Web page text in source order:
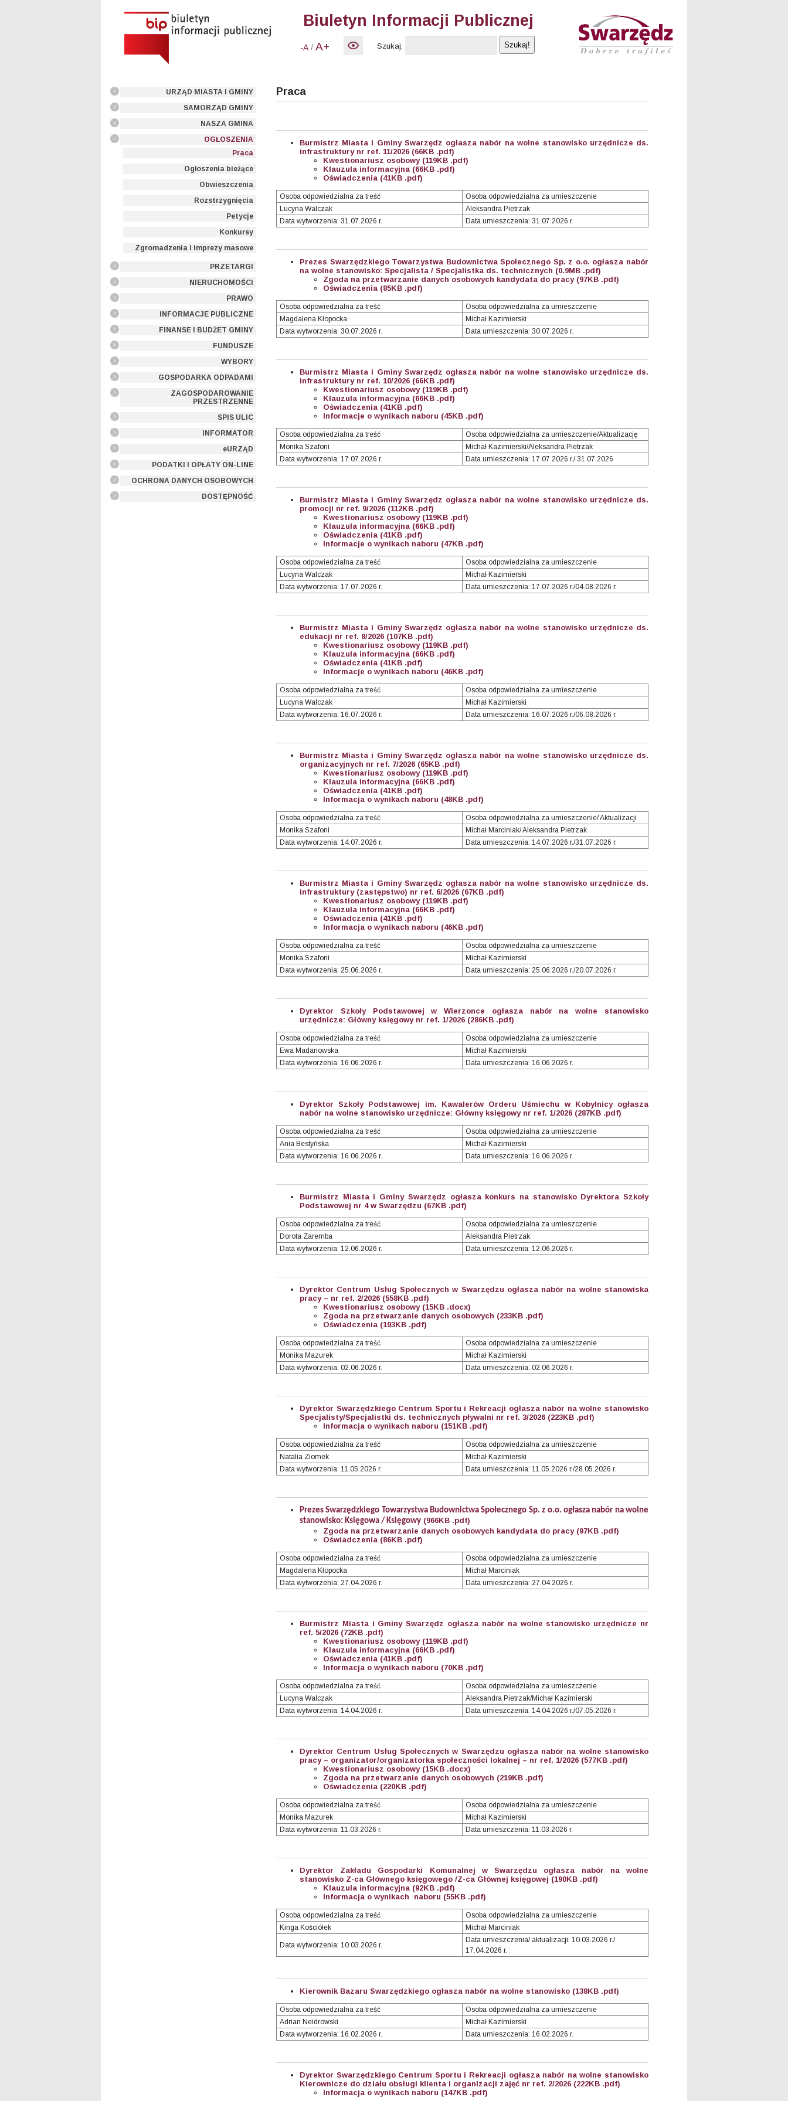
Biuletyn Informacji Publicznej
-A / A+ Szukaj:
URZĄD MIASTA I GMINY
SAMORZĄD GMINY
NASZA GMINA
OGŁOSZENIA
Praca
Ogłoszenia bieżące
Obwieszczenia
Rozstrzygnięcia
Petycje
Konkursy
Zgromadzenia i imprezy masowe
PRZETARGI
NIERUCHOMOŚCI
PRAWO
INFORMACJE PUBLICZNE
FINANSE I BUDŻET GMINY
FUNDUSZE
WYBORY
GOSPODARKA ODPADAMI
ZAGOSPODAROWANIE
PRZESTRZENNE
SPIS ULIC
INFORMATOR
eURZĄD
PODATKI I OPŁATY ON-LINE
OCHRONA DANYCH OSOBOWYCH
DOSTĘPNOŚĆ
Praca
Burmistrz Miasta i Gminy Swarzędz ogłasza nabór na wolne stanowisko urzędnicze ds.
infrastruktury nr ref. 11/2026 (66KB .pdf)
Kwestionariusz osobowy (119KB .pdf)
Klauzula informacyjna (66KB .pdf)
Oświadczenia (41KB .pdf)
Osoba odpowiedzialna za treść
Osoba odpowiedzialna za umieszczenie
Lucyna Walczak
Aleksandra Pietrzak
Data wytworzenia: 31.07.2026 r.
Data umieszczenia: 31.07.2026 r.
Prezes Swarzędzkiego Towarzystwa Budownictwa Społecznego Sp. z o.o. ogłasza nabór
na wolne stanowisko: Specjalista / Specjalistka ds. technicznych (0.9MB .pdf)
Zgoda na przetwarzanie danych osobowych kandydata do pracy (97KB .pdf)
Oświadczenia (85KB .pdf)
Osoba odpowiedzialna za treść
Osoba odpowiedzialna za umieszczenie
Magdalena Kłopocka
Michał Kazimierski
Data wytworzenia: 30.07.2026 r.
Data umieszczenia: 30.07.2026 r.
Burmistrz Miasta i Gminy Swarzędz ogłasza nabór na wolne stanowisko urzędnicze ds.
infrastruktury nr ref. 10/2026 (66KB .pdf)
Kwestionariusz osobowy (119KB .pdf)
Klauzula informacyjna (66KB .pdf)
Oświadczenia (41KB .pdf)
Informacje o wynikach naboru (45KB .pdf)
Osoba odpowiedzialna za treść
Osoba odpowiedzialna za umieszczenie/Aktualizację
Monika Szafoni
Michał Kazimierski/Aleksandra Pietrzak
Data wytworzenia: 17.07.2026 r.
Data umieszczenia: 17.07.2026 r./ 31.07.2026
Burmistrz Miasta i Gminy Swarzędz ogłasza nabór na wolne stanowisko urzędnicze ds.
promocji nr ref. 9/2026 (112KB .pdf)
Kwestionariusz osobowy (119KB .pdf)
Klauzula informacyjna (66KB .pdf)
Oświadczenia (41KB .pdf)
Informacje o wynikach naboru (47KB .pdf)
Osoba odpowiedzialna za treść
Osoba odpowiedzialna za umieszczenie
Lucyna Walczak
Michał Kazimierski
Data wytworzenia: 17.07.2026 r.
Data umieszczenia: 17.07.2026 r./04.08.2026 r.
Burmistrz Miasta i Gminy Swarzędz ogłasza nabór na wolne stanowisko urzędnicze ds.
edukacji nr ref. 8/2026 (107KB .pdf)
Kwestionariusz osobowy (119KB .pdf)
Klauzula informacyjna (66KB .pdf)
Oświadczenia (41KB .pdf)
Informacje o wynikach naboru (46KB .pdf)
Osoba odpowiedzialna za treść
Osoba odpowiedzialna za umieszczenie
Lucyna Walczak
Michał Kazimierski
Data wytworzenia: 16.07.2026 r.
Data umieszczenia: 16.07.2026 r./06.08.2026 r.
Burmistrz Miasta i Gminy Swarzędz ogłasza nabór na wolne stanowisko urzędnicze ds.
organizacyjnych nr ref. 7/2026 (65KB .pdf)
Kwestionariusz osobowy (119KB .pdf)
Klauzula informacyjna (66KB .pdf)
Oświadczenia (41KB .pdf)
Informacja o wynikach naboru (48KB .pdf)
Osoba odpowiedzialna za treść
Osoba odpowiedzialna za umieszczenie/ Aktualizacji
Monika Szafoni
Michał Marciniak/ Aleksandra Pietrzak
Data wytworzenia: 14.07.2026 r.
Data umieszczenia: 14.07.2026 r./31.07.2026 r.
Burmistrz Miasta i Gminy Swarzędz ogłasza nabór na wolne stanowisko urzędnicze ds.
infrastruktury (zastępstwo) nr ref. 6/2026 (67KB .pdf)
Kwestionariusz osobowy (119KB .pdf)
Klauzula informacyjna (66KB .pdf)
Oświadczenia (41KB .pdf)
Informacja o wynikach naboru (46KB .pdf)
Osoba odpowiedzialna za treść
Osoba odpowiedzialna za umieszczenie
Monika Szafoni
Michał Kazimierski
Data wytworzenia: 25.06.2026 r.
Data umieszczenia: 25.06.2026 r./20.07.2026 r.
Dyrektor Szkoły Podstawowej w Wierzonce ogłasza nabór na wolne stanowisko
urzędnicze: Główny księgowy nr ref. 1/2026 (286KB .pdf)
Osoba odpowiedzialna za treść
Osoba odpowiedzialna za umieszczenie
Ewa Madanowska
Michał Kazimierski
Data wytworzenia: 16.06.2026 r.
Data umieszczenia: 16.06.2026 r.
Dyrektor Szkoły Podstawowej im. Kawalerów Orderu Uśmiechu w Kobylnicy ogłasza
nabór na wolne stanowisko urzędnicze: Główny księgowy nr ref. 1/2026 (287KB .pdf)
Osoba odpowiedzialna za treść
Osoba odpowiedzialna za umieszczenie
Ania Bestyńska
Michał Kazimierski
Data wytworzenia: 16.06.2026 r.
Data umieszczenia: 16.06.2026 r.
Burmistrz Miasta i Gminy Swarzędz ogłasza konkurs na stanowisko Dyrektora Szkoły
Podstawowej nr 4 w Swarzędzu (67KB .pdf)
Osoba odpowiedzialna za treść
Osoba odpowiedzialna za umieszczenie
Dorota Zaremba
Aleksandra Pietrzak
Data wytworzenia: 12.06.2026 r.
Data umieszczenia: 12.06.2026 r.
Dyrektor Centrum Usług Społecznych w Swarzędzu ogłasza nabór na wolne stanowiska
pracy – nr ref. 2/2026 (558KB .pdf)
Kwestionariusz osobowy (15KB .docx)
Zgoda na przetwarzanie danych osobowych (233KB .pdf)
Oświadczenia (193KB .pdf)
Osoba odpowiedzialna za treść
Osoba odpowiedzialna za umieszczenie
Monika Mazurek
Michał Kazimierski
Data wytworzenia: 02.06.2026 r.
Data umieszczenia: 02.06.2026 r.
Dyrektor Swarzędzkiego Centrum Sportu i Rekreacji ogłasza nabór na wolne stanowisko
Specjalisty/Specjalistki ds. technicznych pływalni nr ref. 3/2026 (223KB .pdf)
Informacja o wynikach naboru (151KB .pdf)
Osoba odpowiedzialna za treść
Osoba odpowiedzialna za umieszczenie
Natalia Ziomek
Michał Kazimierski
Data wytworzenia: 11.05.2026 r.
Data umieszczenia: 11.05.2026 r./28.05.2026 r.
Prezes Swarzędzkiego Towarzystwa Budownictwa Społecznego Sp. z o.o. ogłasza nabór na wolne
stanowisko: Księgowa / Księgowy (966KB .pdf)
Zgoda na przetwarzanie danych osobowych kandydata do pracy (97KB .pdf)
Oświadczenia (86KB .pdf)
Osoba odpowiedzialna za treść
Osoba odpowiedzialna za umieszczenie
Magdalena Kłopocka
Michał Marciniak
Data wytworzenia: 27.04.2026 r.
Data umieszczenia: 27.04.2026 r.
Burmistrz Miasta i Gminy Swarzędz ogłasza nabór na wolne stanowisko urzędnicze nr
ref. 5/2026 (72KB .pdf)
Kwestionariusz osobowy (119KB .pdf)
Klauzula informacyjna (66KB .pdf)
Oświadczenia (41KB .pdf)
Informacja o wynikach naboru (70KB .pdf)
Osoba odpowiedzialna za treść
Osoba odpowiedzialna za umieszczenie
Lucyna Walczak
Aleksandra Pietrzak/Michał Kazimierski
Data wytworzenia: 14.04.2026 r.
Data umieszczenia: 14.04.2026 r./07.05.2026 r.
Dyrektor Centrum Usług Społecznych w Swarzędzu ogłasza nabór na wolne stanowisko
pracy – organizator/organizatorka społeczności lokalnej – nr ref. 1/2026 (577KB .pdf)
Kwestionariusz osobowy (15KB .docx)
Zgoda na przetwarzanie danych osobowych (219KB .pdf)
Oświadczenia (220KB .pdf)
Osoba odpowiedzialna za treść
Osoba odpowiedzialna za umieszczenie
Monika Mazurek
Michał Kazimierski
Data wytworzenia: 11.03.2026 r.
Data umieszczenia: 11.03.2026 r.
Dyrektor Zakładu Gospodarki Komunalnej w Swarzędzu ogłasza nabór na wolne
stanowisko Z-ca Głównego księgowego /Z-ca Głównej księgowej (190KB .pdf)
Klauzula informacyjna (92KB .pdf)
Informacja o wynikach naboru (55KB .pdf)
Osoba odpowiedzialna za treść
Osoba odpowiedzialna za umieszczenie
Kinga Kościółek
Michał Marciniak
Data wytworzenia: 10.03.2026 r.
Data umieszczenia/ aktualizacji: 10.03.2026 r./
17.04.2026 r.
Kierownik Bazaru Swarzędzkiego ogłasza nabór na wolne stanowisko (138KB .pdf)
Osoba odpowiedzialna za treść
Osoba odpowiedzialna za umieszczenie
Adrian Neidrowski
Michał Kazimierski
Data wytworzenia: 16.02.2026 r.
Data umieszczenia: 16.02.2026 r.
Dyrektor Swarzędzkiego Centrum Sportu i Rekreacji ogłasza nabór na wolne stanowisko
Kierownicze do działu obsługi klienta i organizacji zajęć nr ref. 2/2026 (222KB .pdf)
Informacja o wynikach naboru (147KB .pdf)